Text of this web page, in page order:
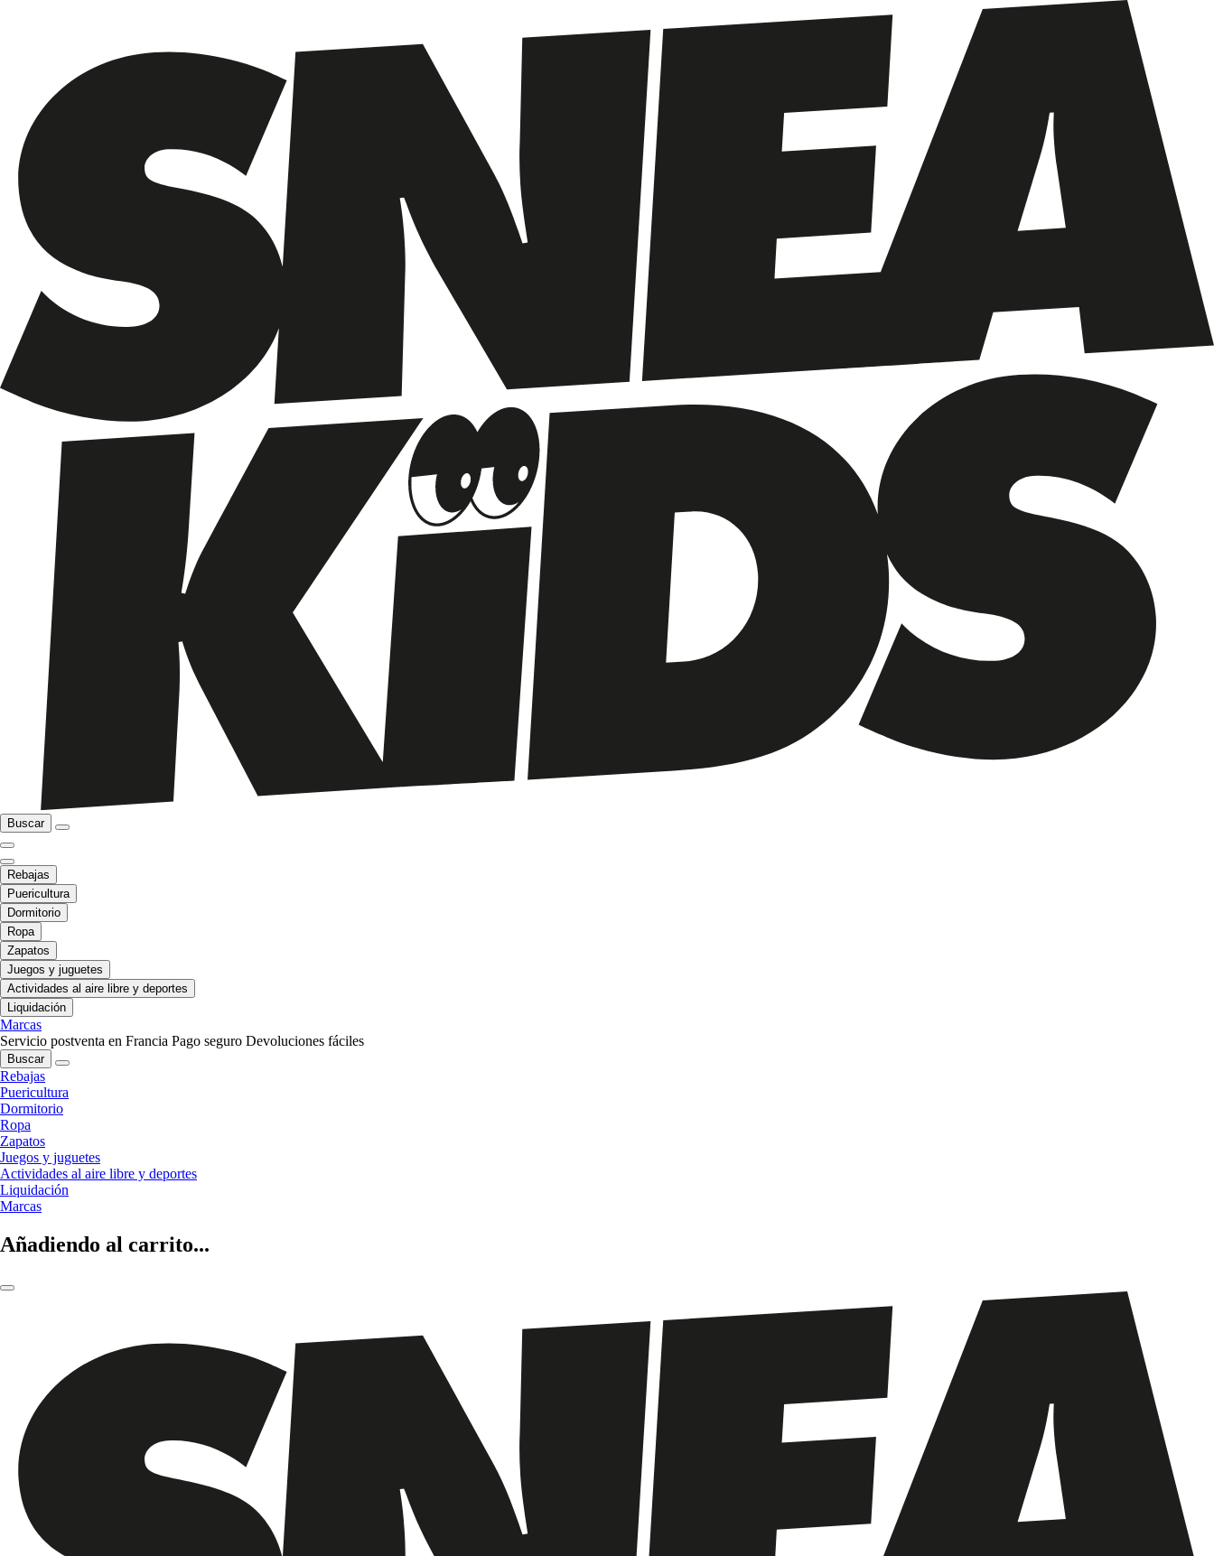
Buscar
Rebajas
Puericultura
Dormitorio
Ropa
Zapatos
Juegos y juguetes
Actividades al aire libre y deportes
Liquidación
Marcas
Servicio postventa en Francia Pago seguro Devoluciones fáciles
Buscar
Rebajas
Puericultura
Dormitorio
Ropa
Zapatos
Juegos y juguetes
Actividades al aire libre y deportes
Liquidación
Marcas
Añadiendo al carrito...